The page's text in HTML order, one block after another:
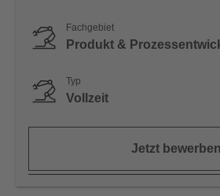
Fachgebiet
Produkt &
Typ
Vollzeit
Jetzt bewerben